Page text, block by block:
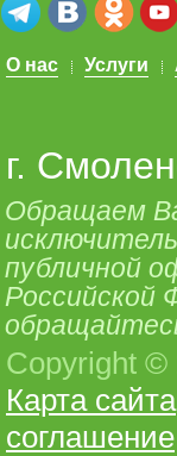
О нас Услуги
г.
Обращаем
публичной
Российской
Copyright ©
Карта сайта
соглашение